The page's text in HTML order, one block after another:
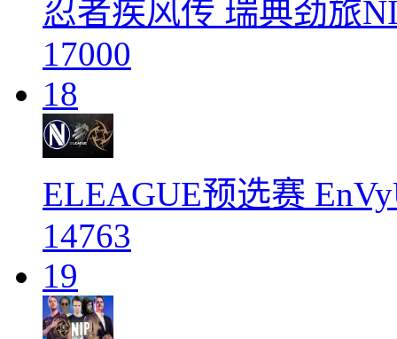
忍者疾风传 瑞典劲旅
17000
18
ELEAGUE预选赛
14763
19